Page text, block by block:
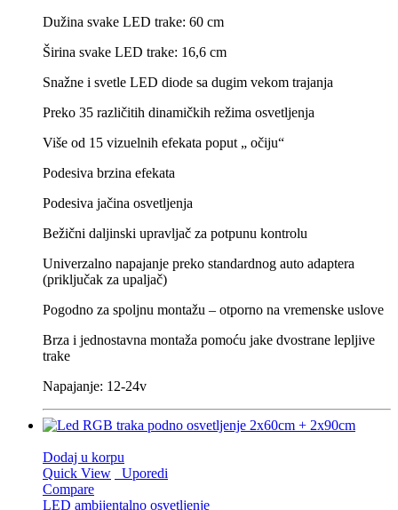
Dužina svake LED trake: 60 cm
Širina svake LED trake: 16,6 cm
Snažne i svetle LED diode sa dugim vekom trajanja
Preko 35 različitih dinamičkih režima osvetljenja
Više od 15 vizuelnih efekata poput „ očiju“
Podesiva brzina efekata
Podesiva jačina osvetljenja
Bežični daljinski upravljač za potpunu kontrolu
Univerzalno napajanje preko standardnog auto adaptera
(priključak za upaljač)
Pogodno za spoljnu montažu – otporno na vremenske uslove
Brza i jednostavna montaža pomoću jake dvostrane lepljive
trake
Napajanje: 12-24v
Dodaj u korpu
Quick View
Uporedi
Compare
LED ambijentalno osvetljenje